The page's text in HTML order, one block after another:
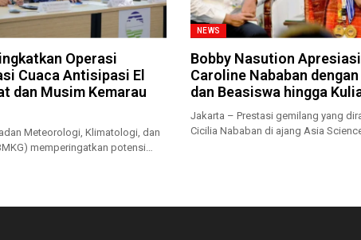
Operasi
Cuaca Antisipasi El
dan Musim Kemarau
Meteorologi, Klimatologi, dan
memperingatkan potensi
NEWS
Bobby Nasution Apresiasi
Caroline Nababan dengan
dan Beasiswa hingga
Jakarta – Prestasi gemilang yang
Cicilia Nababan di ajang Asia